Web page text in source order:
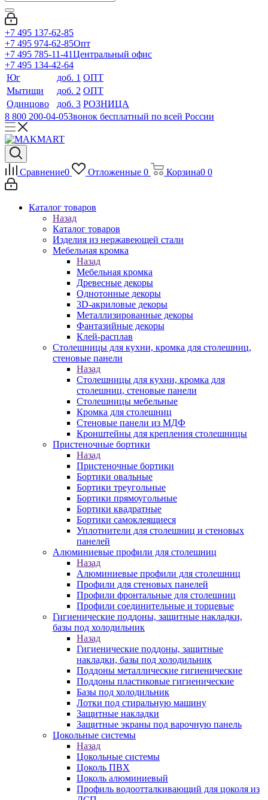
+7 495 137-62-85
+7 495 974-62-85Опт
+7 495 785-11-41Центральный офис
+7 495 134-42-64
Юг
доб. 1 ОПТ
Мытищи
доб. 2 ОПТ
Одинцово
доб. 3 РОЗНИЦА
8 800 200-04-05Звонок бесплатный по всей России
Сравнение0 Отложенные 0 Корзина0 0
Каталог товаров
Назад
Каталог товаров
Изделия из нержавеющей стали
Мебельная кромка
Назад
Мебельная кромка
Древесные декоры
Однотонные декоры
3D-акриловые декоры
Металлизированные декоры
Фантазийные декоры
Клей-расплав
Столешницы для кухни, кромка для столешниц,
стеновые панели
Назад
Столешницы для кухни, кромка для
столешниц, стеновые панели
Столешницы мебельные
Кромка для столешниц
Стеновые панели из МДФ
Кронштейны для крепления столешницы
Пристеночные бортики
Назад
Пристеночные бортики
Бортики овальные
Бортики треугольные
Бортики прямоугольные
Бортики квадратные
Бортики самоклеящиеся
Уплотнители для столешниц и стеновых
панелей
Алюминиевые профили для столешниц
Назад
Алюминиевые профили для столешниц
Профили для стеновых панелей
Профили фронтальные для столешниц
Профили соединительные и торцевые
Гигиенические поддоны, защитные накладки,
базы под холодильник
Назад
Гигиенические поддоны, защитные
накладки, базы под холодильник
Поддоны металлические гигиенические
Поддоны пластиковые гигиенические
Базы под холодильник
Лотки под стиральную машину
Защитные накладки
Защитные экраны под варочную панель
Цокольные системы
Назад
Цокольные системы
Цоколь ПВХ
Цоколь алюминиевый
Профиль водоотталкивающий для цоколя из